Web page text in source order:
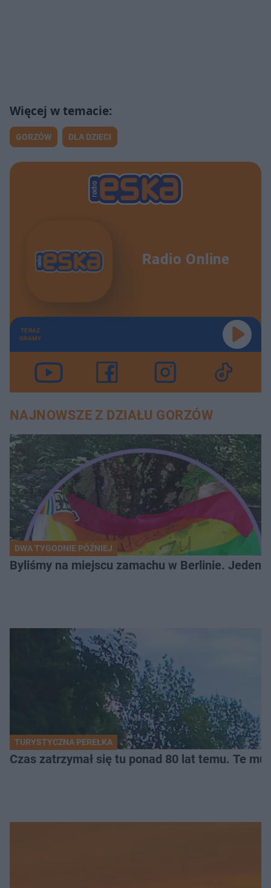
GORZÓW DLA DZIECI
Radio Online
TERAZ
GRAMY
NAJNOWSZE Z DZIAŁU GORZÓW
DWA TYGODNIE PÓŹNIEJ
Byliśmy na miejscu zamachu w Berlinie. Jeden
TURYSTYCZNA PEREŁKA
Czas zatrzymał się tu ponad 80 lat temu. Te